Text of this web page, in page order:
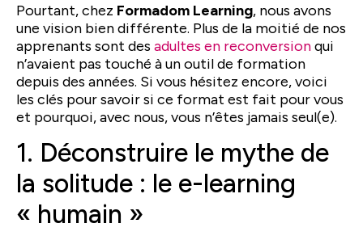
Pourtant, chez Formadom Learning, nous avons
une vision bien différente. Plus de la moitié de nos
apprenants sont des adultes en reconversionqui
n’avaient pas touché à un outil de formation
depuis des années. Si vous hésitez encore, voici
les clés pour savoir si ce format est fait pour vous
et pourquoi, avec nous, vous n’êtes jamais seul(e).
1. Déconstruire le mythe de
la solitude : le e-learning
« humain »